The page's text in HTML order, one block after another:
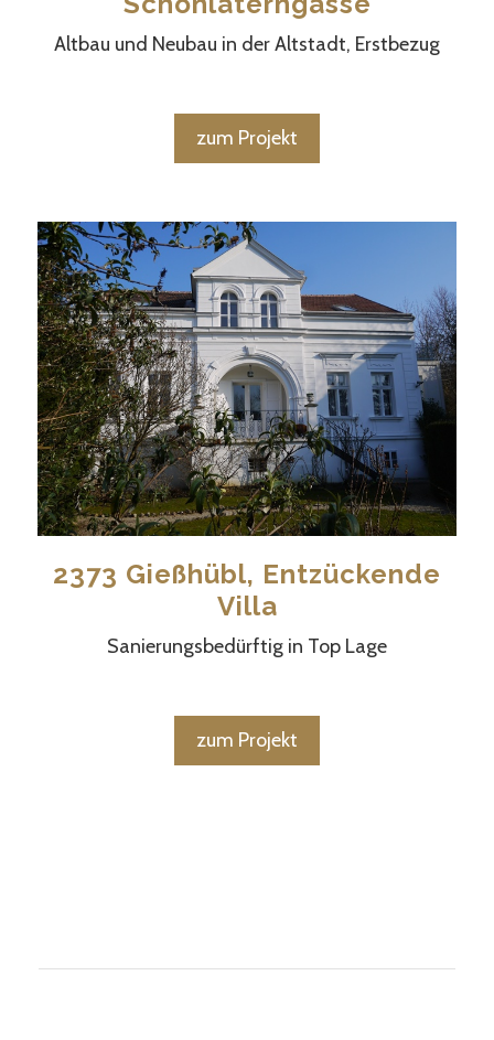
Altbau und Neubau in der Altstadt, Erstbezug
zum Projekt
2373 Gießhübl, Entzückende
Villa
Sanierungsbedürftig in Top Lage
zum Projekt